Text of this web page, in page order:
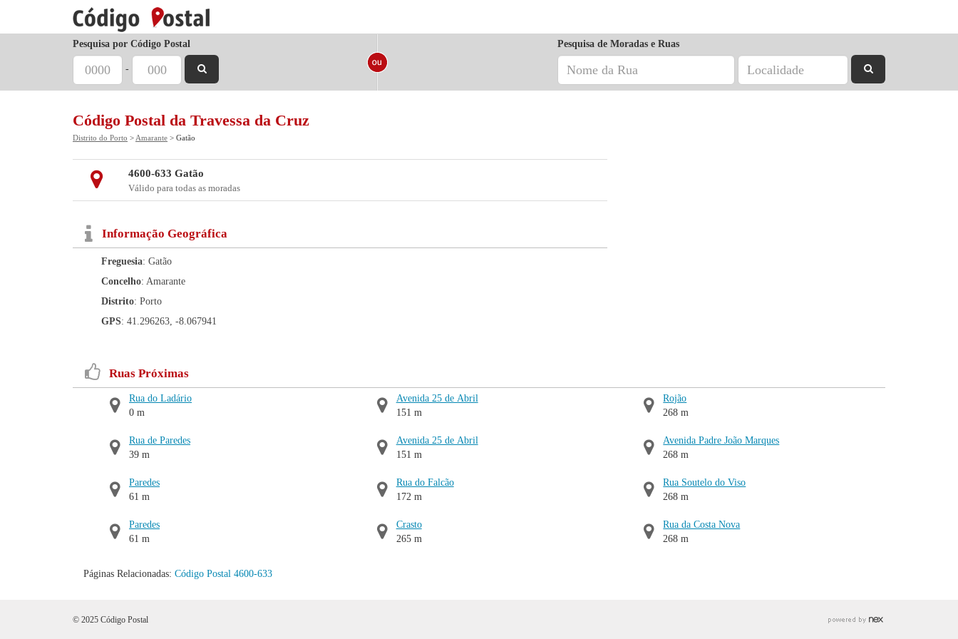
Pesquisa por Código Postal
-
Pesquisa de Moradas e Ruas
Código Postal da Travessa da Cruz
Distrito do Porto > Amarante > Gatão
4600-633 Gatão
Válido para todas as moradas
Informação Geográfica
Freguesia: Gatão
Concelho: Amarante
Distrito: Porto
GPS: 41.296263, -8.067941
Ruas Próximas
Rua do Ladário
0 m
Rua de Paredes
39 m
Paredes
61 m
Paredes
61 m
Avenida 25 de Abril
151 m
Avenida 25 de Abril
151 m
Rua do Falcão
172 m
Crasto
265 m
Rojão
268 m
Avenida Padre João Marques
268 m
Rua Soutelo do Viso
268 m
Rua da Costa Nova
268 m
Páginas Relacionadas: Código Postal 4600-633
© 2025 Código Postal